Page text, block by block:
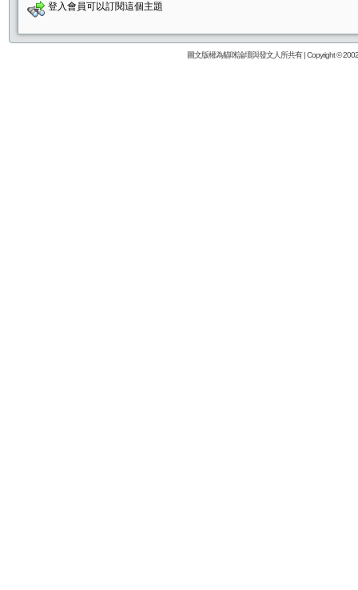
登入會員可以訂閱這個主題
圖文版權為貓咪論壇與發文人所共有 | Copyright ©